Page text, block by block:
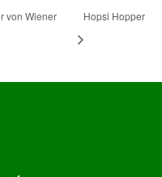
von Wiener
Hopsi Hopper